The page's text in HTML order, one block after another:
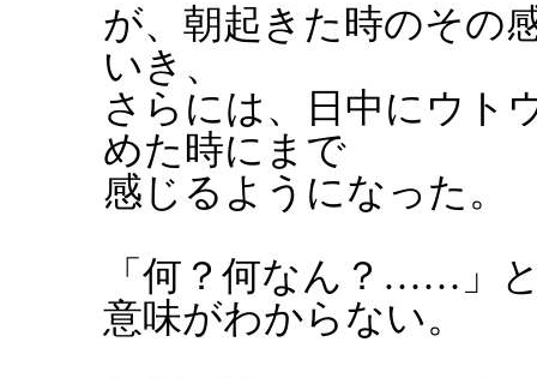
が、朝起きた時のその
いき、
さらには、日中にウト
めた時にまで
感じるようになった。
「何？何なん？……」
意味がわからない。